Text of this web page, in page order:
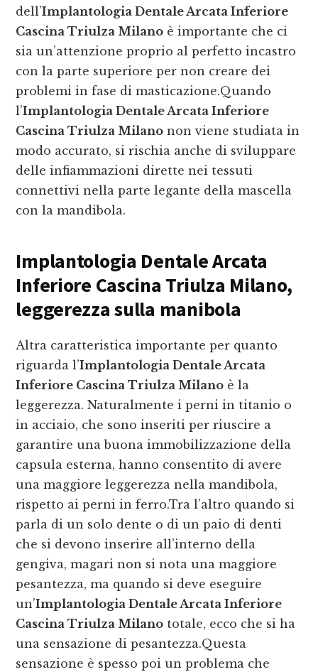
dell’Implantologia Dentale Arcata Inferiore
Cascina Triulza Milano è importante che ci
sia un’attenzione proprio al perfetto incastro
con la parte superiore per non creare dei
problemi in fase di masticazione.Quando
l’Implantologia Dentale Arcata Inferiore
Cascina Triulza Milano non viene studiata in
modo accurato, si rischia anche di sviluppare
delle infiammazioni dirette nei tessuti
connettivi nella parte legante della mascella
con la mandibola.
Implantologia Dentale Arcata
Inferiore Cascina Triulza Milano,
leggerezza sulla manibola
Altra caratteristica importante per quanto
riguarda l’Implantologia Dentale Arcata
Inferiore Cascina Triulza Milano è la
leggerezza. Naturalmente i perni in titanio o
in acciaio, che sono inseriti per riuscire a
garantire una buona immobilizzazione della
capsula esterna, hanno consentito di avere
una maggiore leggerezza nella mandibola,
rispetto ai perni in ferro.Tra l’altro quando si
parla di un solo dente o di un paio di denti
che si devono inserire all’interno della
gengiva, magari non si nota una maggiore
pesantezza, ma quando si deve eseguire
un’Implantologia Dentale Arcata Inferiore
Cascina Triulza Milano totale, ecco che si ha
una sensazione di pesantezza.Questa
sensazione è spesso poi un problema che